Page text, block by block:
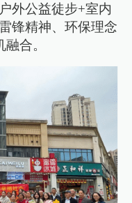
外公益徒步+室内
锋精神、环保理念
合。